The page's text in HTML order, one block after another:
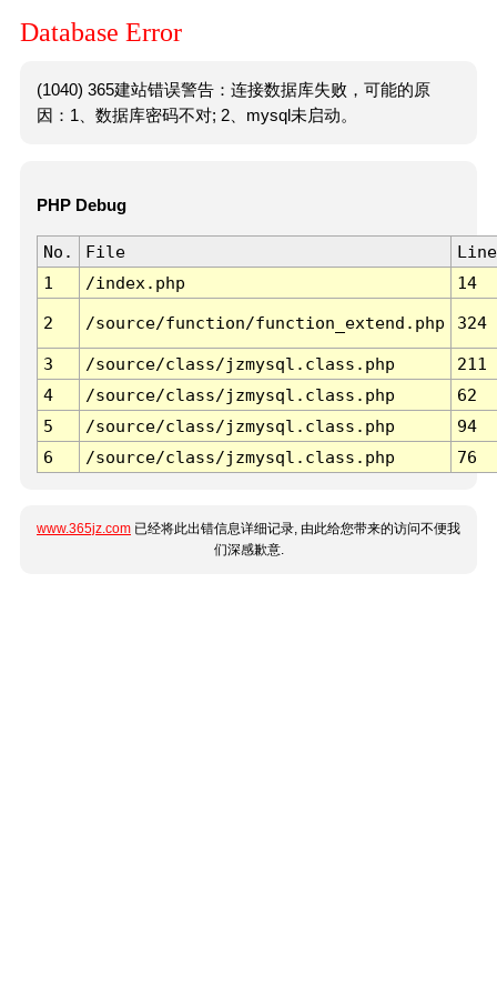
Database Error
(1040) 365建站错误警告：连接数据库失败，可能的原
因：1、数据库密码不对; 2、mysql未启动。
PHP Debug
No. File
Line
1
/index.php 14
2 /source/function/function_extend.php 324
3 /source/class/jzmysql.class.php
211
4
/source/class/jzmysql.class.php
62
5
/source/class/jzmysql.class.php
94
6
/source/class/jzmysql.class.php 76
www.365jz.com 已经将此出错信息详细记录, 由此给您带来的访问不便我
们深感歉意.